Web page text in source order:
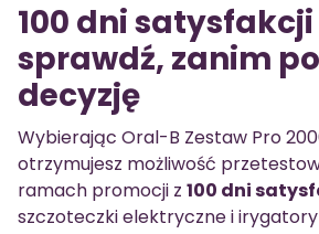
100 dni satysfakcji
sprawdź, zanim
decyzję
Wybierając Oral-B Zestaw Pro
otrzymujesz możliwość
ramach promocji z 100 dni
szczoteczki elektryczne i